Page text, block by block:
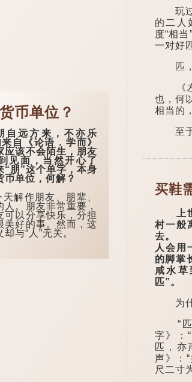
币单位？
远方来，不亦乐
自《论语．学而》
应该不会陌生，朋友
见面，当然开心了
“朋”这个单字，本身
币单位，何解？
解作朋友、朋辈、
人。朋友非常重要，
可以分享快乐，分担
美好的事。然而，这
与“人”无关。
玩过“
的二人
度“相
一对好
匹，
《左
也，何
相当的
至于
买鞋
上世
村一般
去。
人会用
的脚掌
咸水
匹”。
为什
“匹”
字》：
匹，亦
声》：
尺二寸